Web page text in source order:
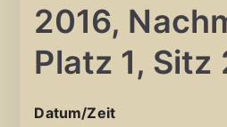
2016,
Platz 1, Sitz
Datum/Zeit